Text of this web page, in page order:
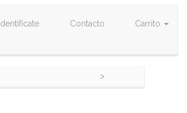
Identifícate Contacto Carrito